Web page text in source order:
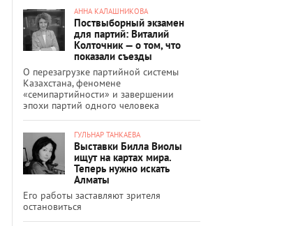
АННА КАЛАШНИКОВА
Поствыборный экзамен
для партий: Виталий
Колточник — о том, что
показали съезды
О перезагрузке партийной системы
Казахстана, феномене
«семипартийности» и завершении
эпохи партий одного человека
ГУЛЬНАР ТАНКАЕВА
Выставки Билла Виолы
ищут на картах мира.
Теперь нужно искать
Алматы
Его работы заставляют зрителя
остановиться